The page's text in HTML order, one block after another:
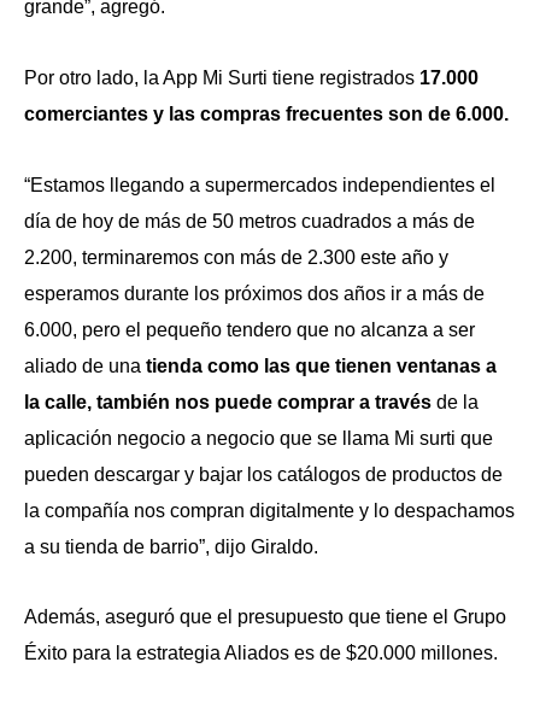
grande”, agregó.
Por otro lado, la App Mi Surti tiene registrados 17.000
comerciantes y las compras frecuentes son de 6.000.
“Estamos llegando a supermercados independientes el
día de hoy de más de 50 metros cuadrados a más de
2.200, terminaremos con más de 2.300 este año y
esperamos durante los próximos dos años ir a más de
6.000, pero el pequeño tendero que no alcanza a ser
aliado de una tienda como las que tienen ventanas a
la calle, también nos puede comprar a través de la
aplicación negocio a negocio que se llama Mi surti que
pueden descargar y bajar los catálogos de productos de
la compañía nos compran digitalmente y lo despachamos
a su tienda de barrio”, dijo Giraldo.
Además, aseguró que el presupuesto que tiene el Grupo
Éxito para la estrategia Aliados es de $20.000 millones.